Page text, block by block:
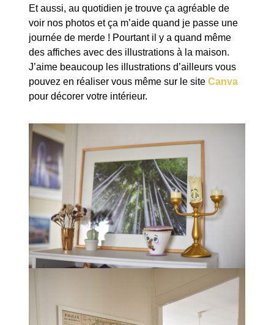
Et aussi, au quotidien je trouve ça agréable de
voir nos photos et ça m’aide quand je passe une
journée de merde ! Pourtant il y a quand même
des affiches avec des illustrations à la maison.
J’aime beaucoup les illustrations d’ailleurs vous
pouvez en réaliser vous même sur le siteCanva
pour décorer votre intérieur.